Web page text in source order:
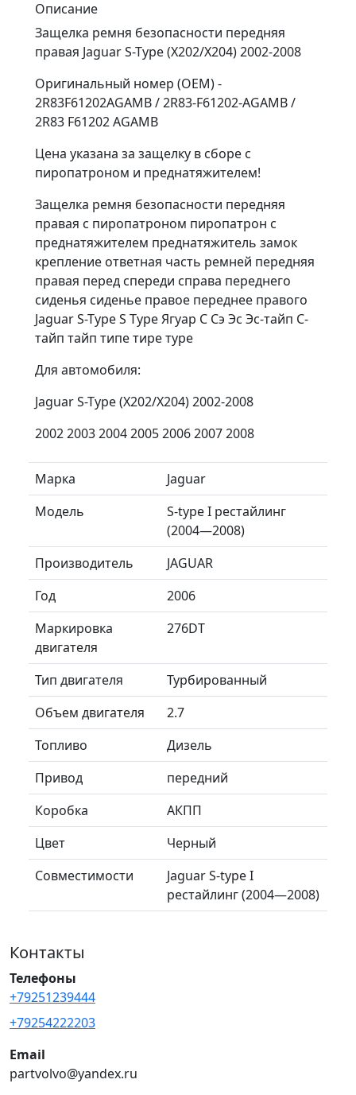
Описание
Защелка ремня безопасности передняя
правая Jaguar S-Type (X202/X204) 2002-2008
Оригинальный номер (OEM) -
2R83F61202AGAMB / 2R83-F61202-AGAMB /
2R83 F61202 AGAMB
Цена указана за защелку в сборе с
пиропатроном и преднатяжителем!
Защелка ремня безопасности передняя
правая с пиропатроном пиропатрон с
преднатяжителем преднатяжитель замок
крепление ответная часть ремней передняя
правая перед спереди справа переднего
сиденья сиденье правое переднее правого
Jaguar S-Type S Type Ягуар С Сэ Эс Эс-тайп С-
тайп тайп типе тире туре
Для автомобиля:
Jaguar S-Type (X202/X204) 2002-2008
2002 2003 2004 2005 2006 2007 2008
Марка
Jaguar
Модель
S-type I рестайлинг
(2004—2008)
Производитель
JAGUAR
Год
2006
Маркировка
двигателя
276DT
Тип двигателя
Турбированный
Объем двигателя
2.7
Топливо
Дизель
Привод
передний
Коробка
АКПП
Цвет
Черный
Совместимости
Jaguar S-type I
рестайлинг (2004—2008)
Контакты
Телефоны
+79251239444
+79254222203
Email
partvolvo@yandex.ru